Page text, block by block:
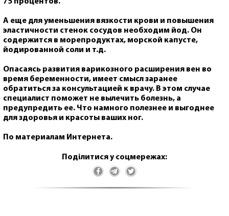
А еще для уменьшения вязкости крови и повышения
эластичности стенок сосудов необходим йод. Он
содержится в морепродуктах, морской капусте,
йодированной соли и т.д.
Опасаясь развития варикозного расширения вен во
время беременности, имеет смысл заранее
обратиться за консультацией к врачу. В этом случае
специалист поможет не вылечить болезнь, а
предупредить ее. Что намного полезнее и выгоднее
для здоровья и красоты ваших ног.
По материалам Интернета.
Поділитися у соцмережах: